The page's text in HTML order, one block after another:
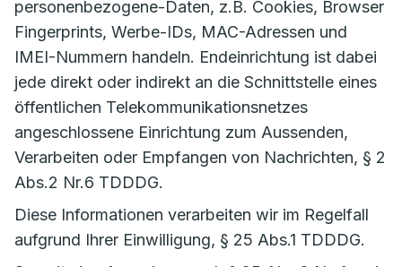
personenbezogene-Daten, z.B. Cookies, Browser
Fingerprints, Werbe-IDs, MAC-Adressen und
IMEI-Nummern handeln. Endeinrichtung ist dabei
jede direkt oder indirekt an die Schnittstelle eines
öffentlichen Telekommunikationsnetzes
angeschlossene Einrichtung zum Aussenden,
Verarbeiten oder Empfangen von Nachrichten, § 2
Abs.2 Nr.6 TDDDG.
Diese Informationen verarbeiten wir im Regelfall
aufgrund Ihrer Einwilligung, § 25 Abs.1 TDDDG.